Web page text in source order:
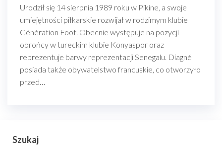
Urodził się 14 sierpnia 1989 roku w Pikine, a swoje
umiejętności piłkarskie rozwijał w rodzimym klubie
Génération Foot. Obecnie występuje na pozycji
obrońcy w tureckim klubie Konyaspor oraz
reprezentuje barwy reprezentacji Senegalu. Diagné
posiada także obywatelstwo francuskie, co otworzyło
przed…
Szukaj